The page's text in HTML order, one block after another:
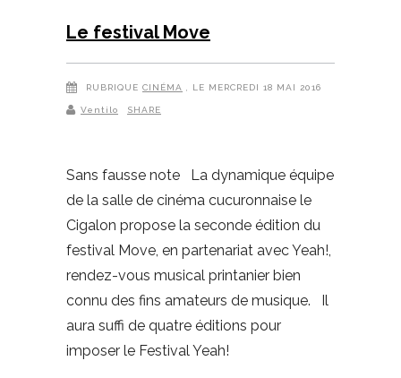
Le festival Move
RUBRIQUE CINÉMA , LE MERCREDI 18 MAI 2016
Ventilo SHARE
Sans fausse note La dynamique équipe
de la salle de cinéma cucuronnaise le
Cigalon propose la seconde édition du
festival Move, en partenariat avec Yeah!,
rendez-vous musical printanier bien
connu des fins amateurs de musique. Il
aura suffi de quatre éditions pour
imposer le Festival Yeah!